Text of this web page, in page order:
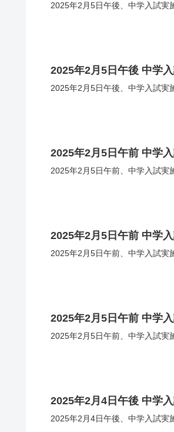
2025年2月5日午後、中学入試実
2025年2月5日午後 中学
2025年2月5日午後、中学入試実
2025年2月5日午前 中学
2025年2月5日午前、中学入試実
2025年2月5日午前 中学
2025年2月5日午前、中学入試実
2025年2月5日午前 中学
2025年2月5日午前、中学入試実
2025年2月4日午後 中学
2025年2月4日午後、中学入試実